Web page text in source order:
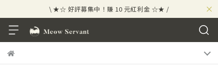
×
\ ★☆ 好評募集中！賺 10 元紅利金 ☆★ /
⟡⣠𝘄𝗲𝗹𝗰𝗼𝗺𝗲 ⁘ 新會員贈 50 元紅利金
\ ★☆ 好評募集中！賺 10 元紅利金 ☆★ /